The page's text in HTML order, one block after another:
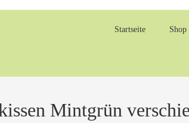
Startseite Shop
Mintgrün